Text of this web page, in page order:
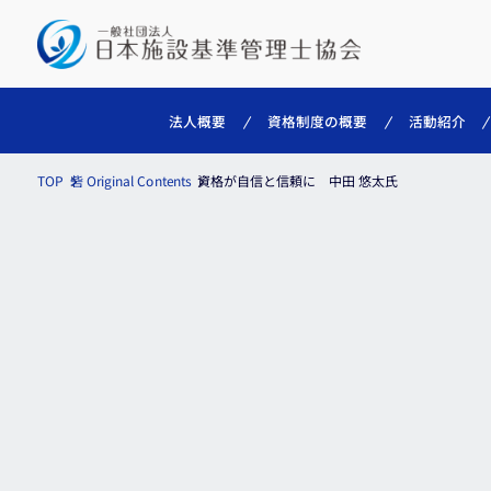
法人概要 資格制度の概要 活動紹介
TOP 砦 Original Contents 資格が自信と信頼に 中田 悠太氏